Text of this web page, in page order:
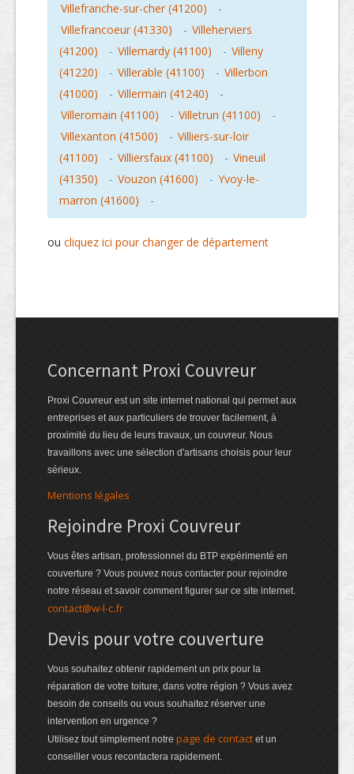
Villefranche-sur-cher (41200)
-
Villefrancoeur (41330)
- Villeherviers
(41200)
- Villemardy (41100) - Villeny
(41220)
- Villerable (41100) - Villerbon
(41000)
- Villermain (41240)
-
Villeromain (41100)
- Villetrun (41100)
-
Villexanton (41500)
- Villiers-sur-loir
(41100)
- Villiersfaux (41100) - Vineuil
(41350)
- Vouzon (41600) - Yvoy-le-
marron (41600)
-
ou cliquez ici pour changer de département
Concernant Proxi Couvreur
Proxi Couvreur est un site internet national qui permet aux
entreprises et aux particuliers de trouver facilement, à
proximité du lieu de leurs travaux, un couvreur. Nous
travaillons avec une sélection d'artisans choisis pour leur
sérieux.
Mentions légales
Rejoindre Proxi Couvreur
Vous êtes artisan, professionnel du BTP expérimenté en
couverture ? Vous pouvez nous contacter pour rejoindre
notre réseau et savoir comment figurer sur ce site internet.
contact@w-l-c.fr
Devis pour votre couverture
Vous souhaitez obtenir rapidement un prix pour la
réparation de votre toiture, dans votre région ? Vous avez
besoin de conseils ou vous souhaitez réserver une
intervention en urgence ?
Utilisez tout simplement notre page de contact et un
conseiller vous recontactera rapidement.